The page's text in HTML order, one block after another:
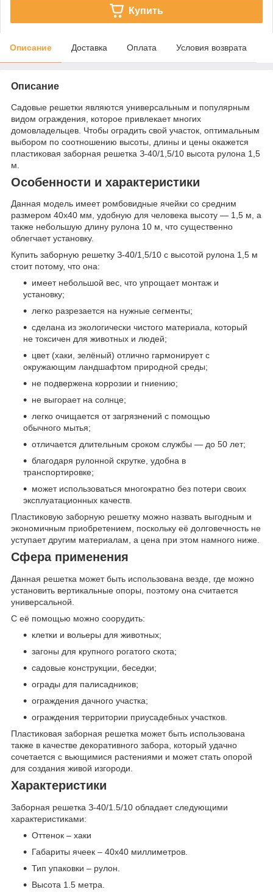
Купить
Описание Доставка Оплата Условия возврата
Описание
Садовые решетки являются универсальным и популярным
видом ограждения, которое привлекает многих
домовладельцев. Чтобы оградить свой участок, оптимальным
выбором по соотношению высоты, длины и цены окажется
пластиковая заборная решетка З-40/1,5/10 высота рулона 1,5
м.
Особенности и характеристики
Данная модель имеет ромбовидные ячейки со средним
размером 40х40 мм, удобную для человека высоту — 1,5 м, а
также небольшую длину рулона 10 м, что существенно
облегчает установку.
Купить заборную решетку З-40/1,5/10 с высотой рулона 1,5 м
стоит потому, что она:
имеет небольшой вес, что упрощает монтаж и
установку;
легко разрезается на нужные сегменты;
сделана из экологически чистого материала, который
не токсичен для животных и людей;
цвет (хаки, зелёный) отлично гармонирует с
окружающим ландшафтом природной среды;
не подвержена коррозии и гниению;
не выгорает на солнце;
легко очищается от загрязнений с помощью
обычного мытья;
отличается длительным сроком службы — до 50 лет;
благодаря рулонной скрутке, удобна в
транспортировке;
может использоваться многократно без потери своих
эксплуатационных качеств.
Пластиковую заборную решетку можно назвать выгодным и
экономичным приобретением, поскольку её долговечность не
уступает другим материалам, а цена при этом намного ниже.
Сфера применения
Данная решетка может быть использована везде, где можно
установить вертикальные опоры, поэтому она считается
универсальной.
С её помощью можно соорудить:
клетки и вольеры для животных;
загоны для крупного рогатого скота;
садовые конструкции, беседки;
ограды для палисадников;
ограждения дачного участка;
ограждения территории приусадебных участков.
Пластиковая заборная решетка может быть использована
также в качестве декоративного забора, который удачно
сочетается с вьющимися растениями и может стать опорой
для создания живой изгороди.
Характеристики
Заборная решетка З-40/1.5/10 обладает следующими
характеристиками:
Оттенок – хаки
Габариты ячеек – 40х40 миллиметров.
Тип упаковки – рулон.
Высота 1.5 метра.